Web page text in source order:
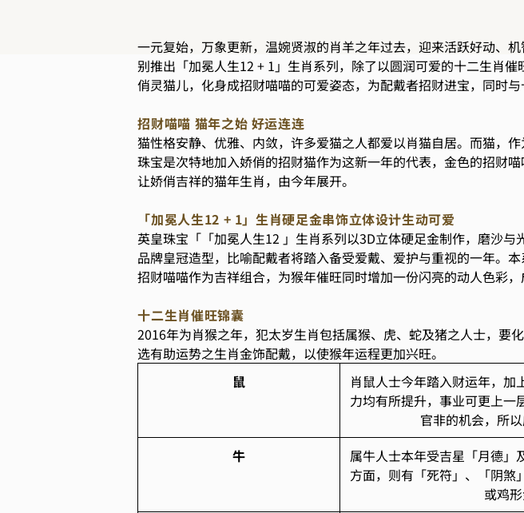
一元复始，万象更新，温婉贤淑的肖羊之年过去，迎来活跃好动、
别推出「加冕人生12 + 1」生肖系列，除了以圆润可爱的十二生肖
俏灵猫儿，化身成招财喵喵的可爱姿态，为配戴者招财进宝，同时与
招财喵喵 猫年之始 好运连连
猫性格安静、优雅、内敛，许多爱猫之人都爱以肖猫自居。而猫，
珠宝是次特地加入娇俏的招财猫作为这新一年的代表，金色的招财
让娇俏吉祥的猫年生肖，由今年展开。
「加冕人生12 + 1」生肖硬足金串饰立体设计生动可爱
英皇珠宝「「加冕人生12 」生肖系列以3D立体硬足金制作，磨沙
品牌皇冠造型，比喻配戴者将踏入备受爱戴、爱护与重视的一年。
招财喵喵作为吉祥组合，为猴年催旺同时增加一份闪亮的动人色彩，
十二生肖催旺锦囊
2016年为肖猴之年，犯太岁生肖包括属猴、虎、蛇及猪之人士，要
选有助运势之生肖金饰配戴，以使猴年运程更加兴旺。
鼠
肖鼠人士今年踏入财运年，
力均有所提升，事业可更上一
官非的机会，所
牛
属牛人士本年受吉星「月德」
方面，则有「死符」、「阴煞
或鸡